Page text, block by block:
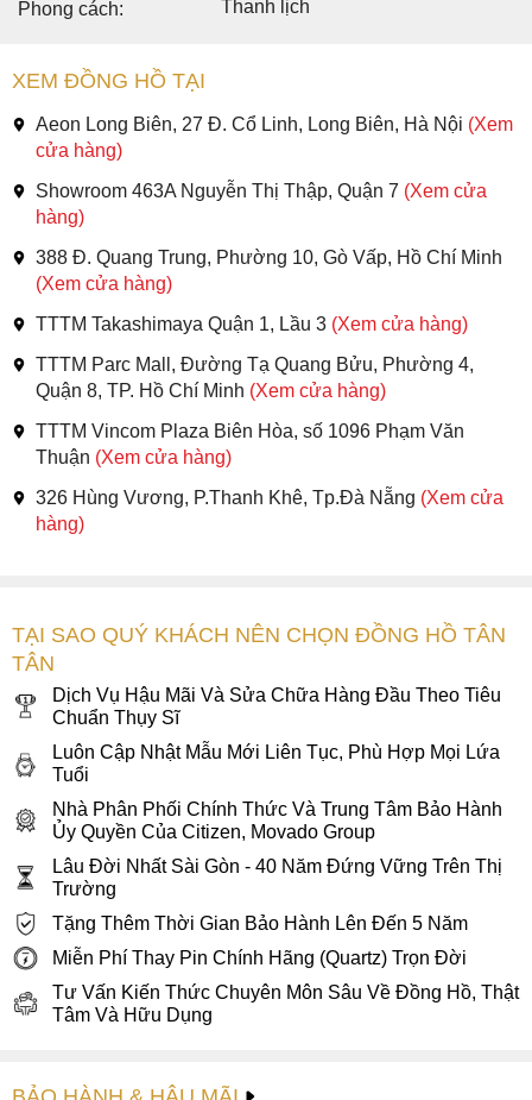
Phong cách: Thanh lịch
XEM ĐỒNG HỒ TẠI
Aeon Long Biên, 27 Đ. Cổ Linh, Long Biên, Hà Nội (Xem
cửa hàng)
Showroom 463A Nguyễn Thị Thập, Quận 7 (Xem cửa
hàng)
388 Đ. Quang Trung, Phường 10, Gò Vấp, Hồ Chí Minh
(Xem cửa hàng)
TTTM Takashimaya Quận 1, Lầu 3 (Xem cửa hàng)
TTTM Parc Mall, Đường Tạ Quang Bửu, Phường 4,
Quận 8, TP. Hồ Chí Minh (Xem cửa hàng)
TTTM Vincom Plaza Biên Hòa, số 1096 Phạm Văn
Thuận (Xem cửa hàng)
326 Hùng Vương, P.Thanh Khê, Tp.Đà Nẵng (Xem cửa
hàng)
TẠI SAO QUÝ KHÁCH NÊN CHỌN ĐỒNG HỒ TÂN
TÂN
Dịch Vụ Hậu Mãi Và Sửa Chữa Hàng Đầu Theo Tiêu
Chuẩn Thụy Sĩ
Luôn Cập Nhật Mẫu Mới Liên Tục, Phù Hợp Mọi Lứa
Tuổi
Nhà Phân Phối Chính Thức Và Trung Tâm Bảo Hành
Ủy Quyền Của Citizen, Movado Group
Lâu Đời Nhất Sài Gòn - 40 Năm Đứng Vững Trên Thị
Trường
Tặng Thêm Thời Gian Bảo Hành Lên Đến 5 Năm
Miễn Phí Thay Pin Chính Hãng (Quartz) Trọn Đời
Tư Vấn Kiến Thức Chuyên Môn Sâu Về Đồng Hồ, Thật
Tâm Và Hữu Dụng